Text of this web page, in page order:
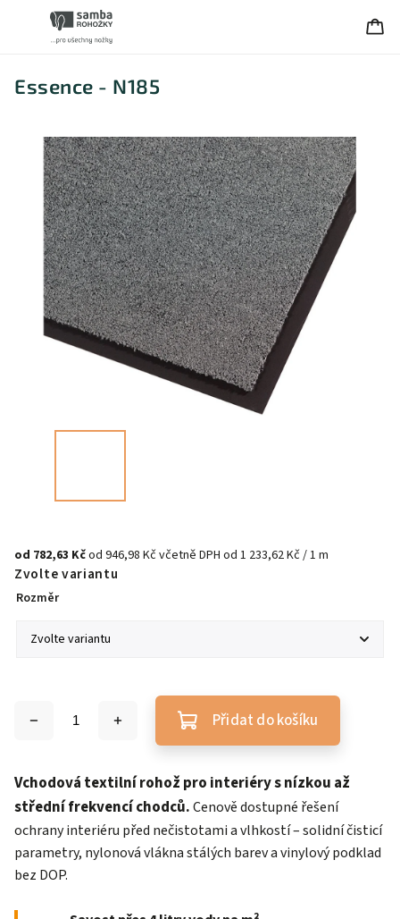
Essence - N185
od 782,63 Kčod 946,98 Kčvčetně DPH od 1 233,62 Kč / 1 m
Zvolte variantu
Rozměr
Přidat do košíku
Vchodová textilní rohož pro interiéry s nízkou až
střední frekvencí chodců.Cenově dostupné řešení
ochrany interiéru před nečistotami a vlhkostí – solidní čisticí
parametry, nylonová vlákna stálých barev a vinylový podklad
bez DOP.